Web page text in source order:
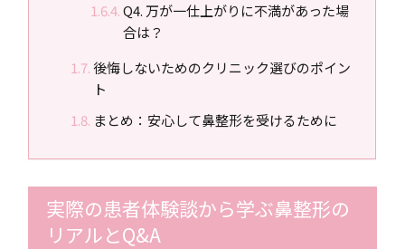
Q4. 万が一仕上がりに不満があった場
合は？
後悔しないためのクリニック選びのポイン
ト
まとめ：安心して鼻整形を受けるために
実際の患者体験談から学ぶ鼻整形の
リアルとQ&A